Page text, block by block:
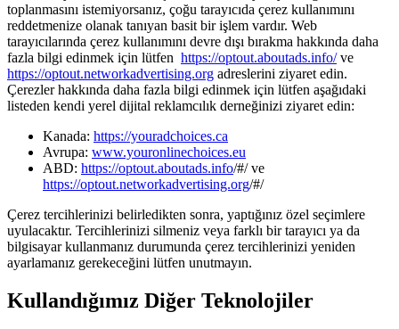
toplanmasını istemiyorsanız, çoğu tarayıcıda çerez kullanımını
reddetmenize olanak tanıyan basit bir işlem vardır. Web
tarayıcılarında çerez kullanımını devre dışı bırakma hakkında daha
fazla bilgi edinmek için lütfen https://optout.aboutads.info/ve
https://optout.networkadvertising.org adreslerini ziyaret edin.
Çerezler hakkında daha fazla bilgi edinmek için lütfen aşağıdaki
listeden kendi yerel dijital reklamcılık derneğinizi ziyaret edin:
Kanada: https://youradchoices.ca
Avrupa: www.youronlinechoices.eu
ABD: https://optout.aboutads.info/#/ ve
https://optout.networkadvertising.org/#/
Çerez tercihlerinizi belirledikten sonra, yaptığınız özel seçimlere
uyulacaktır. Tercihlerinizi silmeniz veya farklı bir tarayıcı ya da
bilgisayar kullanmanız durumunda çerez tercihlerinizi yeniden
ayarlamanız gerekeceğini lütfen unutmayın.
Kullandığımız Diğer Teknolojiler